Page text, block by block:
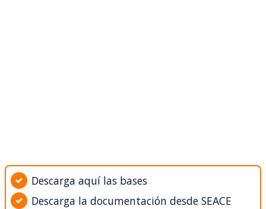
Descarga aquí las bases
Descarga la documentación desde SEACE